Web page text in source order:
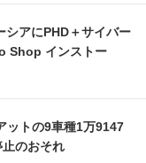
シアにPHD＋サイバー
Shop インストー
ットの9車種1万9147
のおそれ